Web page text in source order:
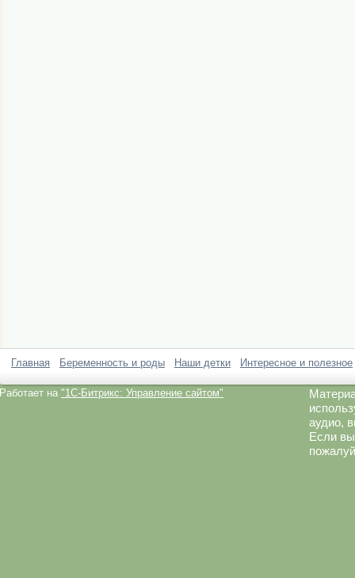
Главная Беременность и роды Наши детки Интересное и полезное
Работает на "1C-Битрикс: Управление сайтом"
аудио,
Если вы